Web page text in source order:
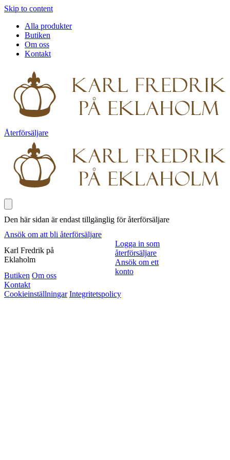
Skip to content
Alla produkter
Butiken
Om oss
Kontakt
Återförsäljare
Den här sidan är endast tillgänglig för återförsäljare
Ansök om att bli återförsäljare
Karl Fredrik på
Eklaholm
Butiken Om oss
Kontakt
Logga in som
återförsäljare
Ansök om ett
konto
Cookieinställningar Integritetspolicy